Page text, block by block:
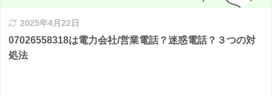
2025年4月22日
07026558318は電力会社/営業電話？迷惑電話？３つの対
処法